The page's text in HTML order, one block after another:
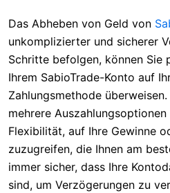
Das Abheben von Geld von
unkomplizierter und sicherer
Schritte befolgen, können Sie
Ihrem SabioTrade-Konto auf
Zahlungsmethode
mehrere
Flexibilität, auf Ihre Gewinne
zuzugreifen, die Ihnen am
immer sicher, dass Ihre
sind, um Verzögerungen zu